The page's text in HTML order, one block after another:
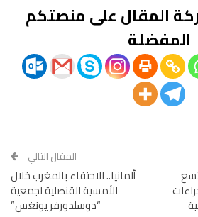
المقال على منصتكم
المفضلة
المقال التالي
ألمانيا.. الاحتفاء بالمغرب خلال
الأمسية القنصلية لجمعية
“دوسلدورفر يونغس”